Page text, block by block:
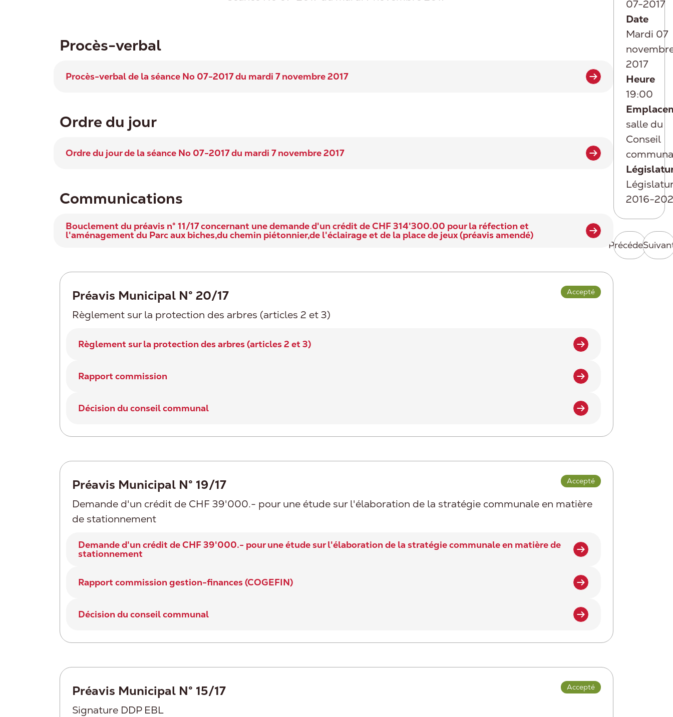
07-2017
Date
Mardi 07
2017
Heure
19:00
salle du
Conseil
2016-
Précédent
Procès-verbal
Procès-verbal de la séance No 07-2017 du mardi 7 novembre 2017
Ordre du jour
Ordre du jour de la séance No 07-2017 du mardi 7 novembre 2017
Communications
Bouclement du préavis n° 11/17 concernant une demande d'un crédit de CHF 314'300.00 pour la réfection et
l'aménagement du Parc aux biches,du chemin piétonnier,de l'éclairage et de la place de jeux (préavis amendé)
Préavis Municipal N° 20/17 Accepté
Règlement sur la protection des arbres (articles 2 et 3)
Règlement sur la protection des arbres (articles 2 et 3)
Rapport commission
Décision du conseil communal
Préavis Municipal N° 19/17 Accepté
Demande d'un crédit de CHF 39'000.- pour une étude sur l'élaboration de la stratégie communale en matière
de stationnement
Demande d'un crédit de CHF 39'000.- pour une étude sur l'élaboration de la stratégie communale en matière de
stationnement
Rapport commission gestion-finances (COGEFIN)
Décision du conseil communal
Préavis Municipal N° 15/17 Accepté
Signature DDP EBL